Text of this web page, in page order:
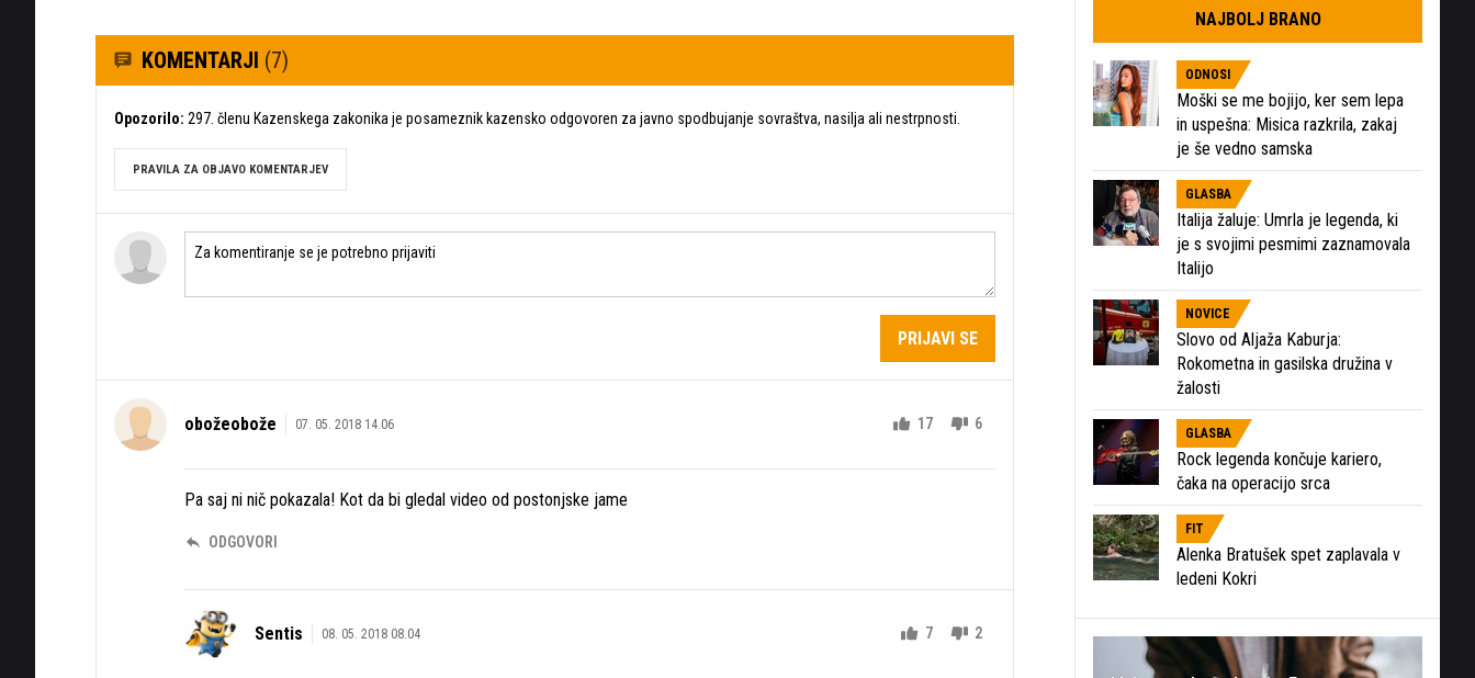
KOMENTARJI (7)
Opozorilo: 297. členu Kazenskega zakonika je posameznik kazensko odgovoren za javno spodbujanje sovraštva, nasilja ali nestrpnosti.
PRAVILA ZA OBJAVO KOMENTARJEV
PRIJAVI SE
obožeobože 07. 05. 2018 14.06 17 6
Pa saj ni nič pokazala! Kot da bi gledal video od postonjske jame
ODGOVORI
Sentis 08. 05. 2018 08.04 7 2
NAJBOLJ BRANO
ODNOSI
Moški se me bojijo, ker sem lepa
in uspešna: Misica razkrila, zakaj
je še vedno samska
GLASBA
Italija žaluje: Umrla je legenda, ki
je s svojimi pesmimi zaznamovala
Italijo
NOVICE
Slovo od Aljaža Kaburja:
Rokometna in gasilska družina v
žalosti
GLASBA
Rock legenda končuje kariero,
čaka na operacijo srca
FIT
Alenka Bratušek spet zaplavala v
ledeni Kokri